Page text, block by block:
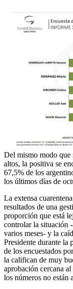
Del mismo modo que
altos, la positiva se
67,5% de los
los últimos días de
La extensa
resultados de una
proporción que está
controlar la situación
varios meses- y la
Presidente durante la
de los encuestados
la califican de muy
aprobación cercana
los números no están